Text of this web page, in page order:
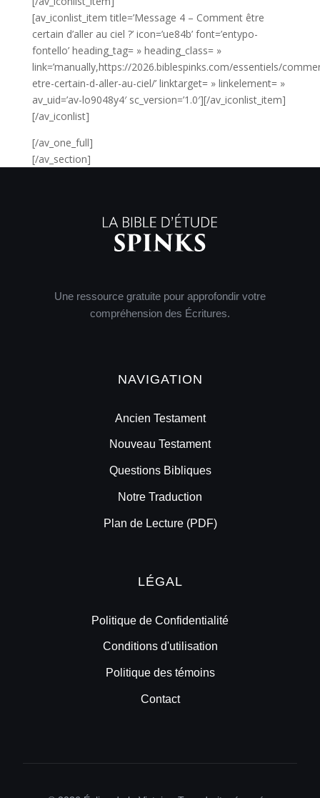
[av_iconlist_item title=’Message 4 – Comment être
certain d’aller au ciel ?’ icon=’ue84b’ font=’entypo-
fontello’ heading_tag= » heading_class= »
link=’manually,https://2026.biblespinks.com/essentiels/
etre-certain-d-aller-au-ciel/’ linktarget= » linkelement= »
av_uid=’av-lo9048y4′ sc_version=’1.0′][/av_iconlist_item]
[/av_iconlist]
[/av_one_full]
[/av_section]
Une ressource gratuite pour approfondir votre
compréhension des Écritures.
NAVIGATION
Ancien Testament
Nouveau Testament
Questions Bibliques
Notre Traduction
Plan de Lecture (PDF)
LÉGAL
Politique de Confidentialité
Conditions d'utilisation
Politique des témoins
Contact